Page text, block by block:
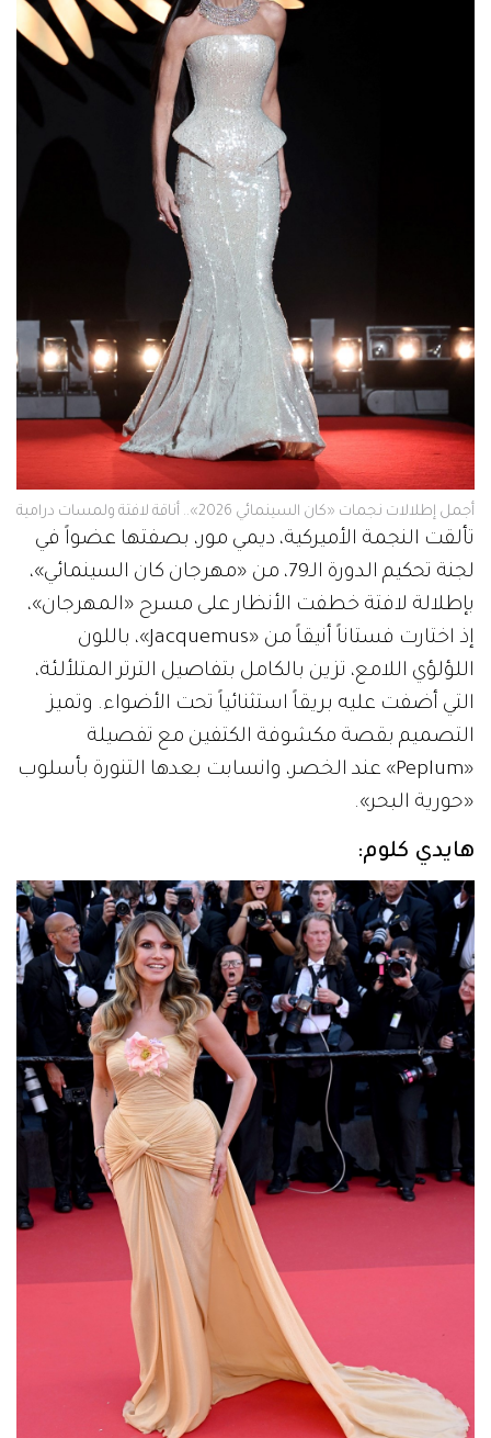
أجمل إطلالات نجمات «كان السينمائي 2026».. أناقة لافتة ولمسات درامية
تألقت النجمة الأميركية، ديمي مور، بصفتها عضواً في
لجنة تحكيم الدورة الـ79، من «مهرجان كان السينمائي»،
بإطلالة لافتة خطفت الأنظار على مسرح «المهرجان»،
إذ اختارت فستاناً أنيقاً من «Jacquemus»، باللون
اللؤلؤي اللامع، تزين بالكامل بتفاصيل الترتر المتلألئة،
التي أضفت عليه بريقاً استثنائياً تحت الأضواء. وتميز
التصميم بقصة مكشوفة الكتفين مع تفصيلة
«Peplum» عند الخصر، وانسابت بعدها التنورة بأسلوب
«حورية البحر».
هايدي كلوم: